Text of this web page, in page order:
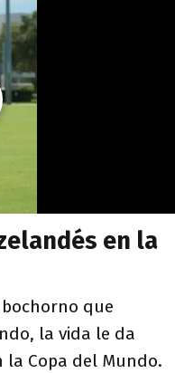
en la
que
la vida le da
la Copa del Mundo.